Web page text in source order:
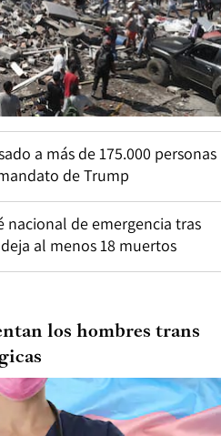
a más de 175.000 personas
de Trump
nacional de emergencia tras
al menos 18 muertos
los hombres trans